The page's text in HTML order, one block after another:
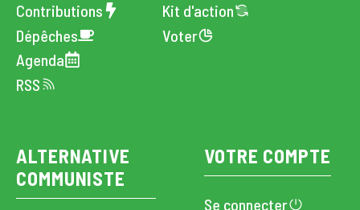
Contributions
Dépêches
Agenda
RSS
Kit d'action
Voter
ALTERNATIVE
COMMUNISTE
VOTRE COMPTE
Se connecter